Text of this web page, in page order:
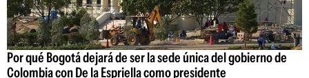
Por qué Bogotá dejará de ser la sede única del gobierno de
Colombia con De la Espriella como presidente